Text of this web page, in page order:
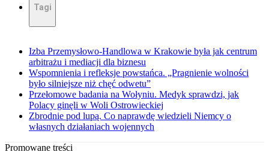
Tagi
Izba Przemysłowo-Handlowa w Krakowie była jak centrum
arbitrażu i mediacji dla biznesu
Wspomnienia i refleksje powstańca. „Pragnienie wolności
było silniejsze niż chęć odwetu”
Przełomowe badania na Wołyniu. Medyk sprawdzi, jak
Polacy ginęli w Woli Ostrowieckiej
Zbrodnie pod lupą. Co naprawdę wiedzieli Niemcy o
własnych działaniach wojennych
Promowane treści